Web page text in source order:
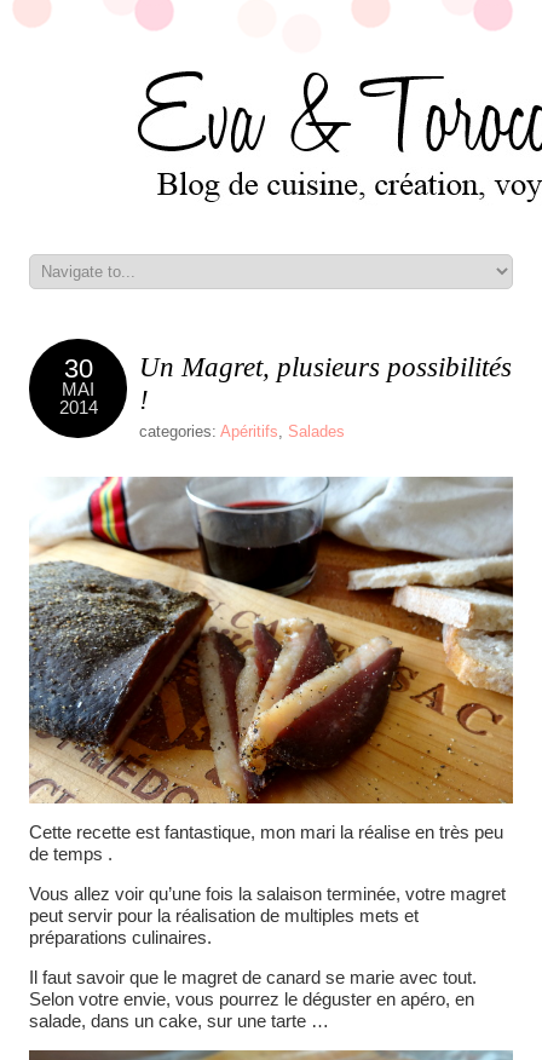
30
MAI
2014
Un Magret, plusieurs possibilités
!
categories: Apéritifs, Salades
Cette recette est fantastique, mon mari la réalise en très peu
de temps .
Vous allez voir qu’une fois la salaison terminée, votre magret
peut servir pour la réalisation de multiples mets et
préparations culinaires.
Il faut savoir que le magret de canard se marie avec tout.
Selon votre envie, vous pourrez le déguster en apéro, en
salade, dans un cake, sur une tarte …